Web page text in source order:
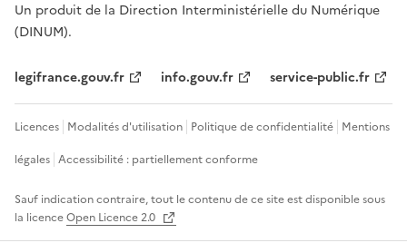
Un produit de la Direction Interministérielle du Numérique
(DINUM).
legifrance.gouv.fr info.gouv.fr service-public.fr
Licences Modalités d'utilisation Politique de confidentialité Mentions
légales Accessibilité : partiellement conforme
Sauf indication contraire, tout le contenu de ce site est disponible sous
la licenceOpen Licence 2.0